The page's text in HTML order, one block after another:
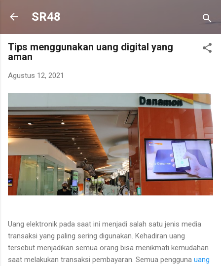
SR48
Tips menggunakan uang digital yang
aman
Agustus 12, 2021
Uang elektronik pada saat ini menjadi salah satu jenis media
transaksi yang paling sering digunakan. Kehadiran uang
tersebut menjadikan semua orang bisa menikmati kemudahan
saat melakukan transaksi pembayaran. Semua pengguna uang